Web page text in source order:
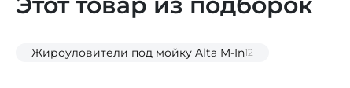
Жироуловители под мойку Alta M-In12